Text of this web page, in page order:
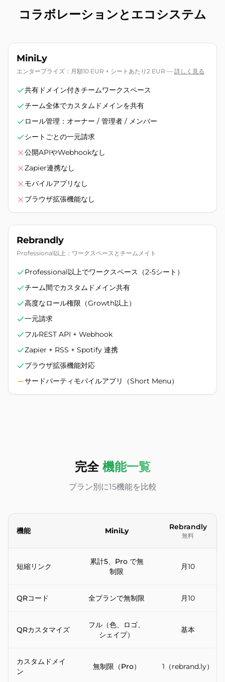
コラボレーションとエコシステム
MiniLy
エンタープライズ：月額10 EUR + シートあたり2 EUR — 詳しく見る
共有ドメイン付きチームワークスペース
チーム全体でカスタムドメインを共有
ロール管理：オーナー / 管理者 / メンバー
シートごとの一元請求
公開APIやWebhookなし
Zapier連携なし
モバイルアプリなし
ブラウザ拡張機能なし
Rebrandly
Professional以上：ワークスペースとチームメイト
Professional以上でワークスペース（2-5シート）
チーム間でカスタムドメイン共有
高度なロール権限（Growth以上）
一元請求
フルREST API + Webhook
Zapier + RSS + Spotify 連携
ブラウザ拡張機能対応
サードパーティモバイルアプリ（Short Menu）
完全 機能一覧
プラン別に15機能を比較
機能 MiniLy Rebrandly
無料
短縮リンク
累計5、Pro で無
制限
月10
QRコード 全プランで無制限 月10
QRカスタマイズ
フル（色、ロゴ、
シェイプ）
基本
カスタムドメイ
ン
無制限（Pro） 1（rebrand.ly）